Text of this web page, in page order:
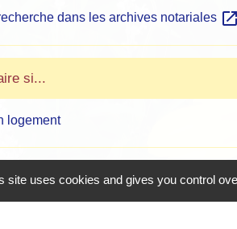
dans les archives notariales open_in_new
si...
logement
site uses cookies and gives you control